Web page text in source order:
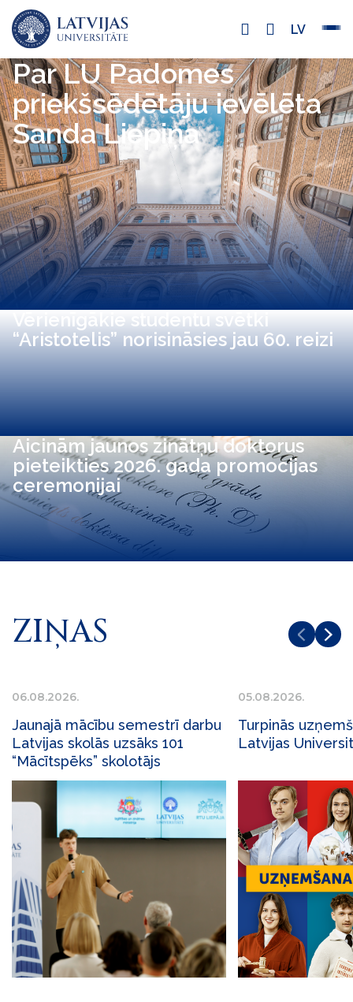
LV
Par LU Padomes
priekšsēdētāju ievēlēta
Sanda Liepiņa
Vērienīgākie studentu svētki
“Aristotelis” norisināsies jau 60. reizi
Aicinām jaunos zinātņu doktorus
pieteikties 2026. gada promocijas
ceremonijai
ZIŅAS
06.08.2026.
Jaunajā mācību semestrī darbu
Latvijas skolās uzsāks 101
“Mācītspēks” skolotājs
05.08.2026.
Turpinās
Latvijas